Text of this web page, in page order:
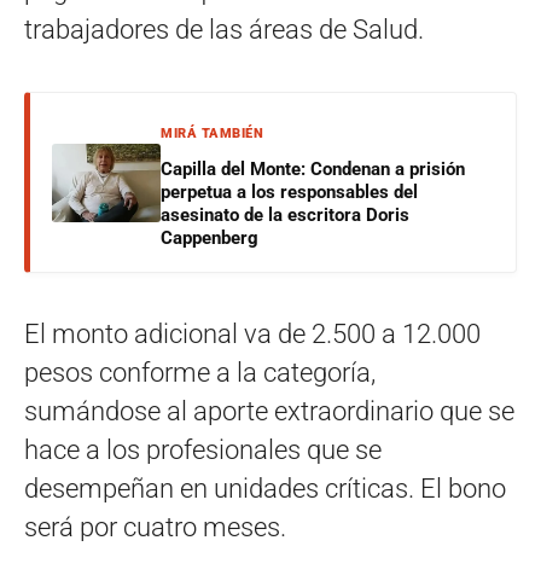
trabajadores de las áreas de Salud.
MIRÁ TAMBIÉN
Capilla del Monte: Condenan a prisión
perpetua a los responsables del
asesinato de la escritora Doris
Cappenberg
El monto adicional va de 2.500 a 12.000
pesos conforme a la categoría,
sumándose al aporte extraordinario que se
hace a los profesionales que se
desempeñan en unidades críticas. El bono
será por cuatro meses.